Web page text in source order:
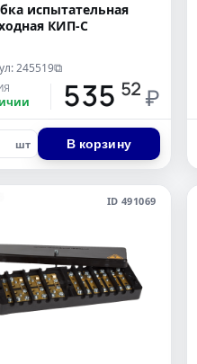
испытательная
КИП-С
245519⧉
535 52 ₽
шт В корзину
ID 491069